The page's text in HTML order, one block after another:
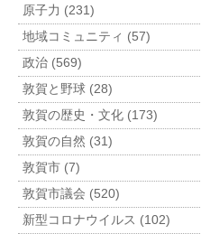
原子力 (231)
地域コミュニティ (57)
政治 (569)
敦賀と野球 (28)
敦賀の歴史・文化 (173)
敦賀の自然 (31)
敦賀市 (7)
敦賀市議会 (520)
新型コロナウイルス (102)